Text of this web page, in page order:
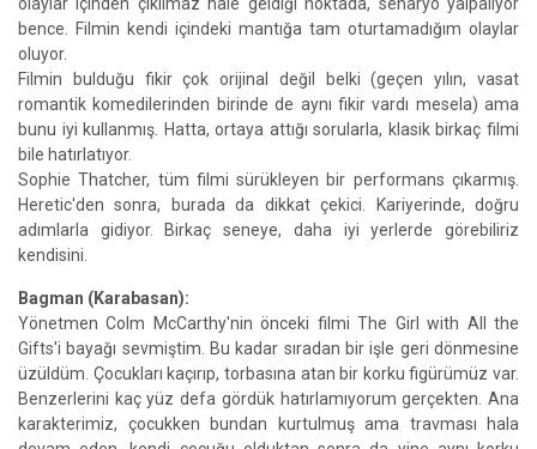
bence. Filmin kendi içindeki mantığa tam oturtamadığım olaylar
oluyor.
Filmin bulduğu fikir çok orijinal değil belki (geçen yılın, vasat
romantik komedilerinden birinde de aynı fikir vardı mesela) ama
bunu iyi kullanmış. Hatta, ortaya attığı sorularla, klasik birkaç filmi
bile hatırlatıyor.
Sophie Thatcher, tüm filmi sürükleyen bir performans çıkarmış.
Heretic'den sonra, burada da dikkat çekici. Kariyerinde, doğru
adımlarla gidiyor. Birkaç seneye, daha iyi yerlerde görebiliriz
kendisini.
Bagman (Karabasan):
Yönetmen Colm McCarthy'nin önceki filmi The Girl with All the
Gifts'i bayağı sevmiştim. Bu kadar sıradan bir işle geri dönmesine
üzüldüm. Çocukları kaçırıp, torbasına atan bir korku figürümüz var.
Benzerlerini kaç yüz defa gördük hatırlamıyorum gerçekten. Ana
karakterimiz, çocukken bundan kurtulmuş ama travması hala